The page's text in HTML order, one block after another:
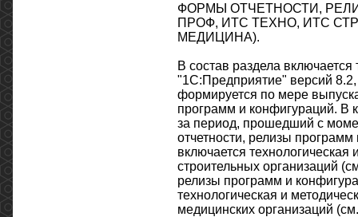
ФОРМЫ ОТЧЕТНОСТИ,
ПРОФ, ИТС ТЕХНО, ИТС
МЕДИЦИНА).
В состав раздела
"1С:Предприятие" версий
формируется по мере
программ и конфигураций. В
за период, прошедший с
отчетности, релизы
включается
строительных организаций
релизы программ и
технологическая и
медицинских организаций